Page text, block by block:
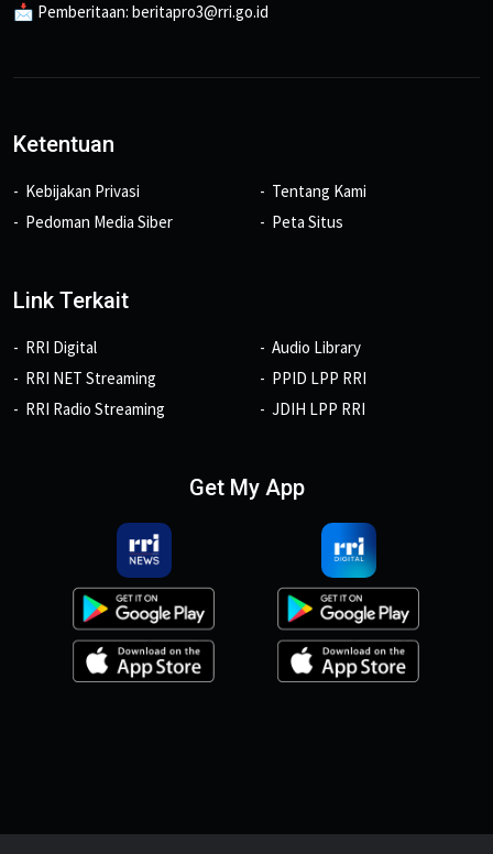
📩 Pemberitaan: beritapro3@rri.go.id
Ketentuan
Kebijakan Privasi
Pedoman Media Siber
Tentang Kami
Peta Situs
Link Terkait
RRI Digital
RRI NET Streaming
RRI Radio Streaming
Audio Library
PPID LPP RRI
JDIH LPP RRI
Get My App